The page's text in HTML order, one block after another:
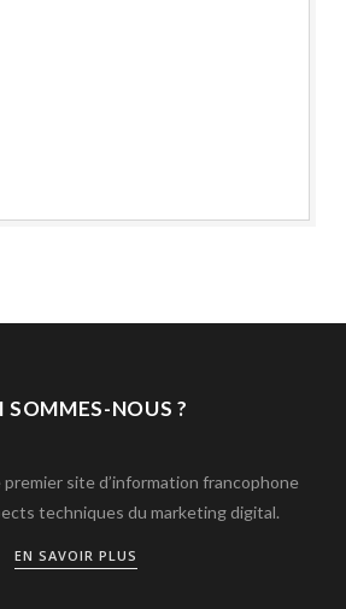
SOMMES-NOUS ?
site d’information francophone
techniques du marketing digital.
EN SAVOIR PLUS